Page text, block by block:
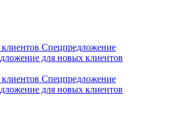
Спецпредложение
для новых клиентов
Спецпредложение
для новых клиентов